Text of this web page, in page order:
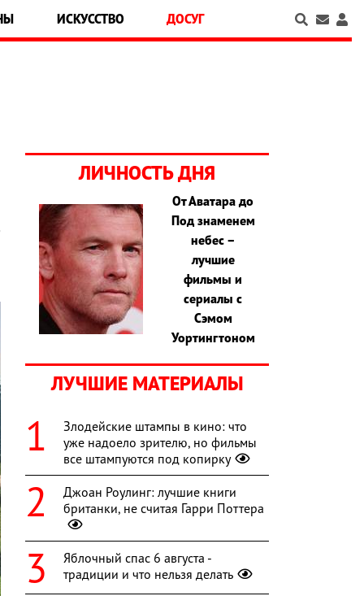
ИСКУССТВО ДОСУГ
ЛИЧНОСТЬ ДНЯ
От Аватара до
Под знаменем
небес –
лучшие
фильмы и
сериалы с
Сэмом
Уортингтоном
ЛУЧШИЕ МАТЕРИАЛЫ
Злодейские штампы в кино: что
уже надоело зрителю, но фильмы
все штампуются под копирку
Джоан Роулинг: лучшие книги
британки, не считая Гарри Поттера
Яблочный спас 6 августа -
традиции и что нельзя делать